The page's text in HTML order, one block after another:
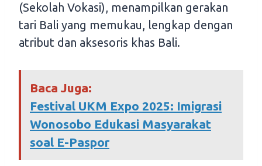
(Sekolah Vokasi), menampilkan gerakan
tari Bali yang memukau, lengkap dengan
atribut dan aksesoris khas Bali.
Baca Juga:
Festival UKM Expo 2025: Imigrasi
Wonosobo Edukasi Masyarakat
soal E-Paspor